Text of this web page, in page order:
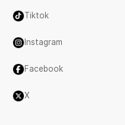
Tiktok
Instagram
Facebook
X